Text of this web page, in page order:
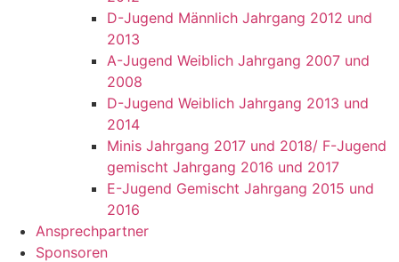
D-Jugend Männlich Jahrgang 2012 und
2013
A-Jugend Weiblich Jahrgang 2007 und
2008
D-Jugend Weiblich Jahrgang 2013 und
2014
Minis Jahrgang 2017 und 2018/ F-Jugend
gemischt Jahrgang 2016 und 2017
E-Jugend Gemischt Jahrgang 2015 und
2016
Ansprechpartner
Sponsoren